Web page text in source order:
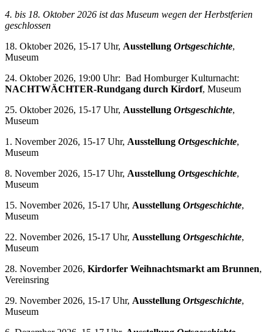
4. bis 18. Oktober 2026 ist das Museum wegen der Herbstferien
geschlossen
18. Oktober 2026, 15-17 Uhr, Ausstellung Ortsgeschichte,
Museum
24. Oktober 2026, 19:00 Uhr: Bad Homburger Kulturnacht:
NACHTWÄCHTER-Rundgang durch Kirdorf, Museum
25. Oktober 2026, 15-17 Uhr, Ausstellung Ortsgeschichte,
Museum
1. November 2026, 15-17 Uhr, Ausstellung Ortsgeschichte,
Museum
8. November 2026, 15-17 Uhr, Ausstellung Ortsgeschichte,
Museum
15. November 2026, 15-17 Uhr, Ausstellung Ortsgeschichte,
Museum
22. November 2026, 15-17 Uhr, Ausstellung Ortsgeschichte,
Museum
28. November 2026, Kirdorfer Weihnachtsmarkt am Brunnen,
Vereinsring
29. November 2026, 15-17 Uhr, Ausstellung Ortsgeschichte,
Museum